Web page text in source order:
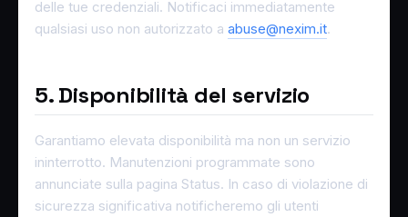
delle tue credenziali. Notificaci immediatamente
qualsiasi uso non autorizzato a abuse@nexim.it.
5. Disponibilità del servizio
Garantiamo elevata disponibilità ma non un servizio
ininterrotto. Manutenzioni programmate sono
annunciate sulla pagina Status. In caso di violazione di
sicurezza significativa notificheremo gli utenti